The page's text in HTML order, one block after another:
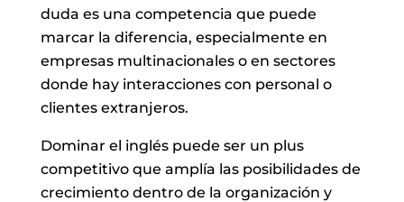
duda es una competencia que puede
marcar la diferencia, especialmente en
empresas multinacionales o en sectores
donde hay interacciones con personal o
clientes extranjeros.
Dominar el inglés puede ser un plus
competitivo que amplía las posibilidades de
crecimiento dentro de la organización y